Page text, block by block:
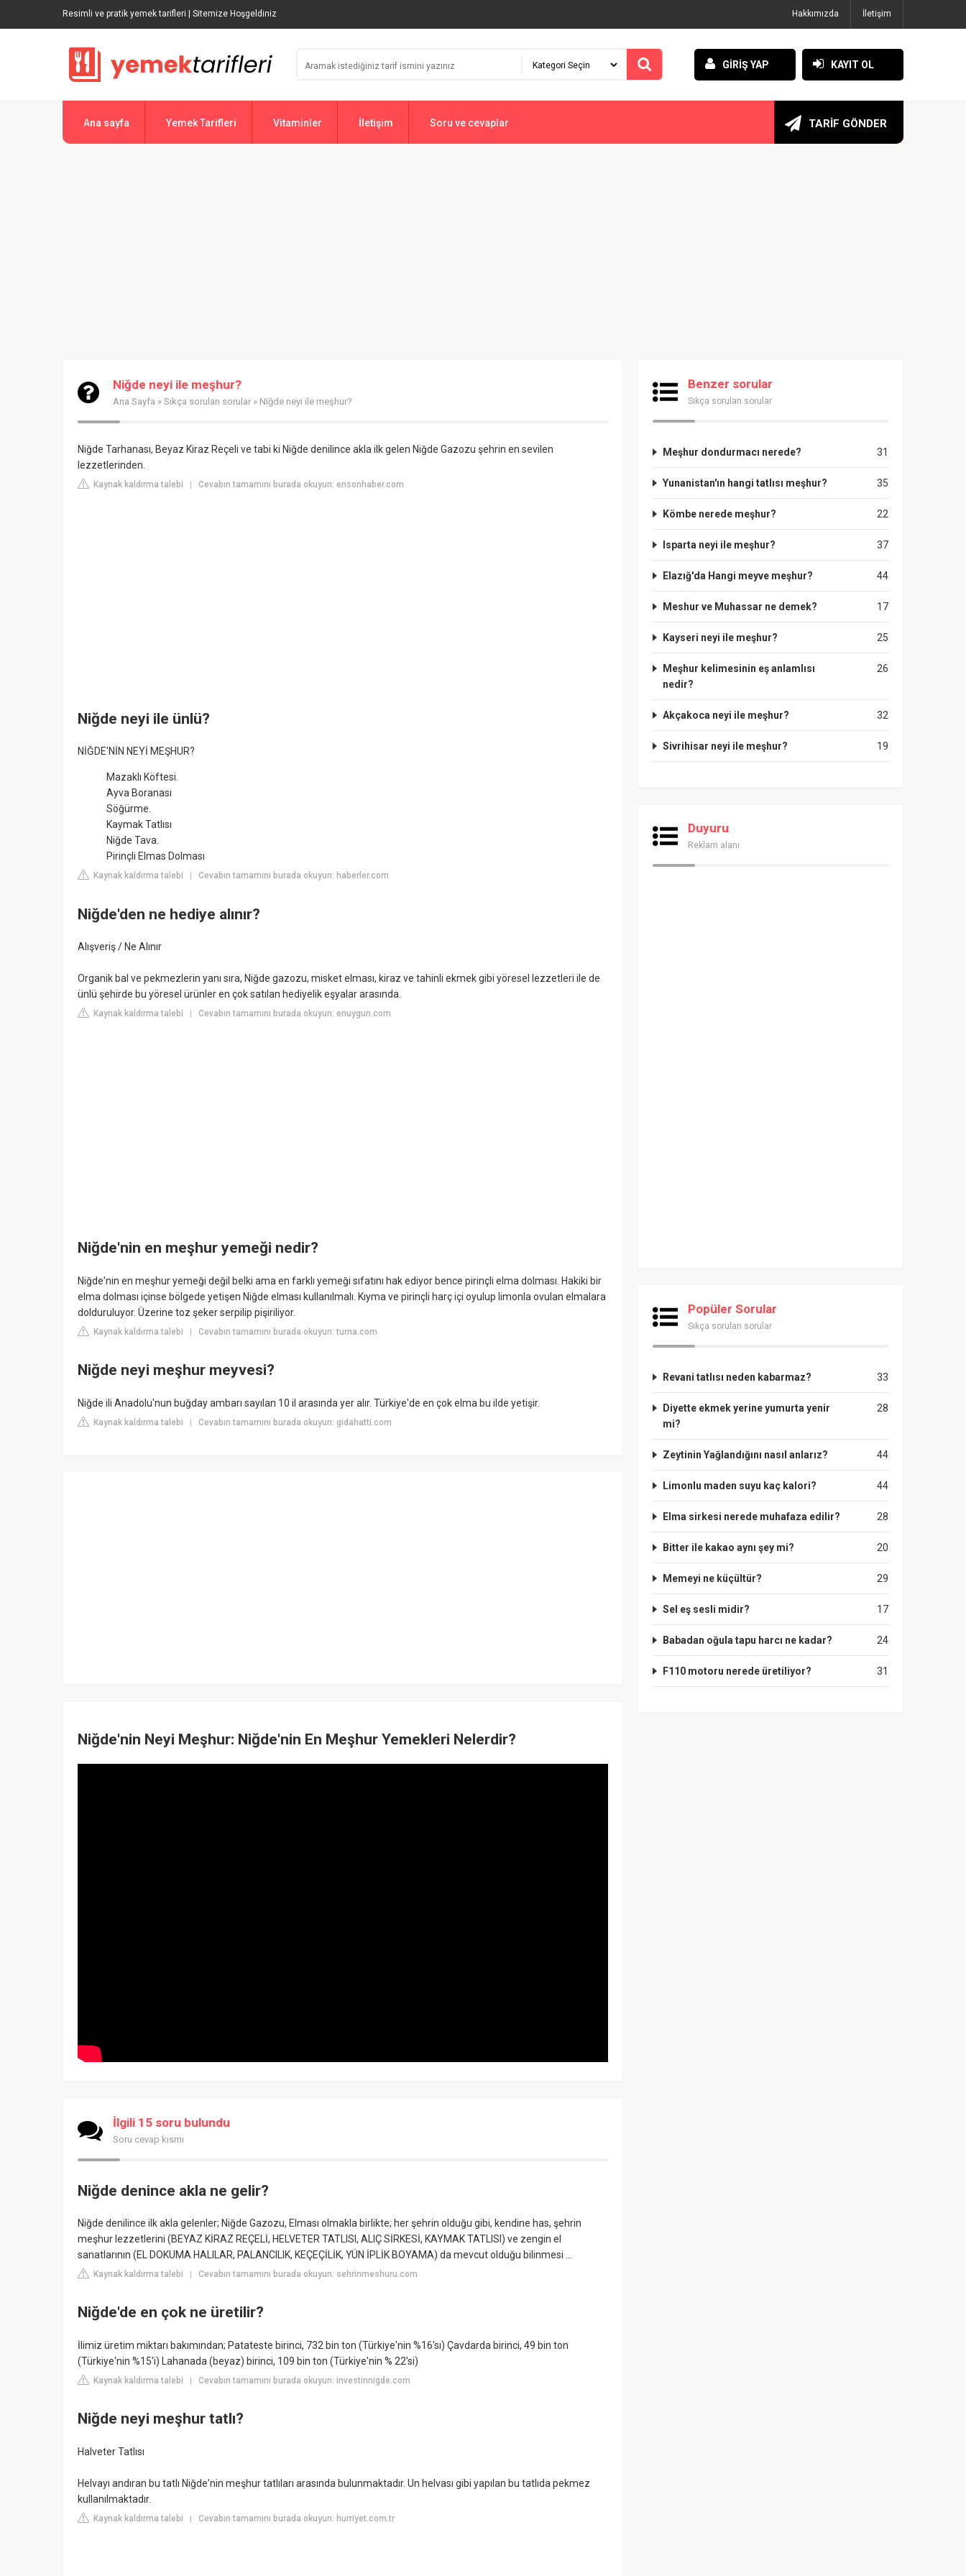
Resimli ve pratik yemek tarifleri | Sitemize Hoşgeldiniz Hakkımızda İletişim
GİRİŞ YAP KAYIT OL
Ana sayfa Yemek Tarifleri Vitaminler İletişim Soru ve cevaplar TARİF GÖNDER
Niğde neyi ile meşhur?
Ana Sayfa » Sıkça sorulan sorular » Niğde neyi ile meşhur?
Niğde Tarhanası, Beyaz Kiraz Reçeli ve tabi ki Niğde denilince akla ilk gelen Niğde Gazozu şehrin en sevilen
lezzetlerinden.
Kaynak kaldırma talebi | Cevabın tamamını burada okuyun: ensonhaber.com
Niğde neyi ile ünlü?
NİĞDE'NİN NEYİ MEŞHUR?
Mazaklı Köftesi.
Ayva Boranası
Söğürme.
Kaymak Tatlısı
Niğde Tava.
Pirinçli Elmas Dolması
Kaynak kaldırma talebi Cevabın tamamını burada okuyun: haberler.com
Niğde'den ne hediye alınır?
Alışveriş / Ne Alınır
Organik bal ve pekmezlerin yanı sıra, Niğde gazozu, misket elması, kiraz ve tahinli ekmek gibi yöresel lezzetleri ile de
ünlü şehirde bu yöresel ürünler en çok satılan hediyelik eşyalar arasında.
Kaynak kaldırma talebi Cevabın tamamını burada okuyun: enuygun.com
Niğde'nin en meşhur yemeği nedir?
Niğde'nin en meşhur yemeği değil belki ama en farklı yemeği sıfatını hak ediyor bence pirinçli elma dolması. Hakiki bir
elma dolması içinse bölgede yetişen Niğde elması kullanılmalı. Kıyma ve pirinçli harç içi oyulup limonla ovulan elmalara
dolduruluyor. Üzerine toz şeker serpilip pişiriliyor.
Kaynak kaldırma talebi | Cevabın tamamını burada okuyun: turna.com
Niğde neyi meşhur meyvesi?
Niğde ili Anadolu'nun buğday ambarı sayılan 10 il arasında yer alır. Türkiye'de en çok elma bu ilde yetişir.
Kaynak kaldırma talebi | Cevabın tamamını burada okuyun: gidahatti.com
Niğde'nin Neyi Meşhur: Niğde'nin En Meşhur Yemekleri Nelerdir?
İlgili 15 soru bulundu
Soru cevap kısmı
Niğde denince akla ne gelir?
Niğde denilince ilk akla gelenler; Niğde Gazozu, Elması olmakla birlikte; her şehrin olduğu gibi, kendine has, şehrin
meşhur lezzetlerini (BEYAZ KİRAZ REÇELİ, HELVETER TATLISI, ALIÇ SİRKESİ, KAYMAK TATLISI) ve zengin el
sanatlarının (EL DOKUMA HALILAR, PALANCILIK, KEÇEÇİLİK, YÜN İPLİK BOYAMA) da mevcut olduğu bilinmesi ...
Kaynak kaldırma talebi | Cevabın tamamını burada okuyun: sehrinmeshuru.com
Niğde'de en çok ne üretilir?
İlimiz üretim miktarı bakımından; Patateste birinci, 732 bin ton (Türkiye'nin %16'sı) Çavdarda birinci, 49 bin ton
(Türkiye'nin %15'i) Lahanada (beyaz) birinci, 109 bin ton (Türkiye'nin % 22'si)
Kaynak kaldırma talebi | Cevabın tamamını burada okuyun: investinnigde.com
Niğde neyi meşhur tatlı?
Halveter Tatlısı
Helvayı andıran bu tatlı Niğde'nin meşhur tatlıları arasında bulunmaktadır. Un helvası gibi yapılan bu tatlıda pekmez
kullanılmaktadır.
Kaynak kaldırma talebi | Cevabın tamamını burada okuyun: hurriyet.com.tr
Benzer sorular
Sıkça sorulan sorular
31
Meşhur dondurmacı nerede?
35
Yunanistan'ın hangi tatlısı meşhur?
22
Kömbe nerede meşhur?
37
Isparta neyi ile meşhur?
44
Elazığ'da Hangi meyve meşhur?
17
Meshur ve Muhassar ne demek?
25
Kayseri neyi ile meşhur?
26
Meşhur kelimesinin eş anlamlısı
nedir?
32
Akçakoca neyi ile meşhur?
19
Sivrihisar neyi ile meşhur?
Duyuru
Reklam alanı
Popüler Sorular
Sıkça sorulan sorular
33
Revani tatlısı neden kabarmaz?
28
Diyette ekmek yerine yumurta yenir
mi?
44
Zeytinin Yağlandığını nasıl anlarız?
44
Limonlu maden suyu kaç kalori?
28
Elma sirkesi nerede muhafaza edilir?
20
Bitter ile kakao aynı şey mi?
29
Memeyi ne küçültür?
17
Sel eş sesli midir?
24
Babadan oğula tapu harcı ne kadar?
31
F110 motoru nerede üretiliyor?